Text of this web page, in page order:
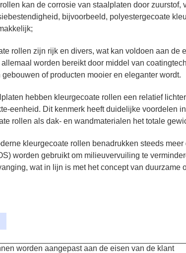
kan de corrosie van staalplaten door
bijvoorbeeld, polyestergecoate
rollen zijn rijk en divers, wat kan voldoen aan
worden bereikt door middel van
of producten mooier en eleganter wordt.
hebben kleurgecoate rollen een relatief
eenheid. Dit kenmerk heeft duidelijke voordelen
rollen als dak- en wandmaterialen het totale
kleurgecoate rollen benadrukken steeds
worden gebruikt om milieuvervuiling te
wat in lijn is met het concept van duurzame
worden aangepast aan de eisen van de klant